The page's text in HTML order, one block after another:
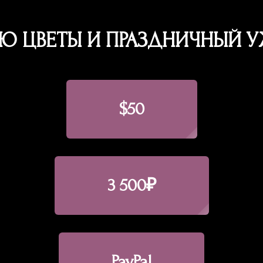
ЦВЕТЫ И ПРАЗДНИЧНЫЙ
$50
3 500₽